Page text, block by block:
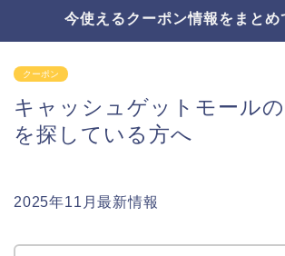
今使えるクーポン情報をまとめ
クーポン
キャッシュゲットモール
を探している方へ
2025年11月最新情報